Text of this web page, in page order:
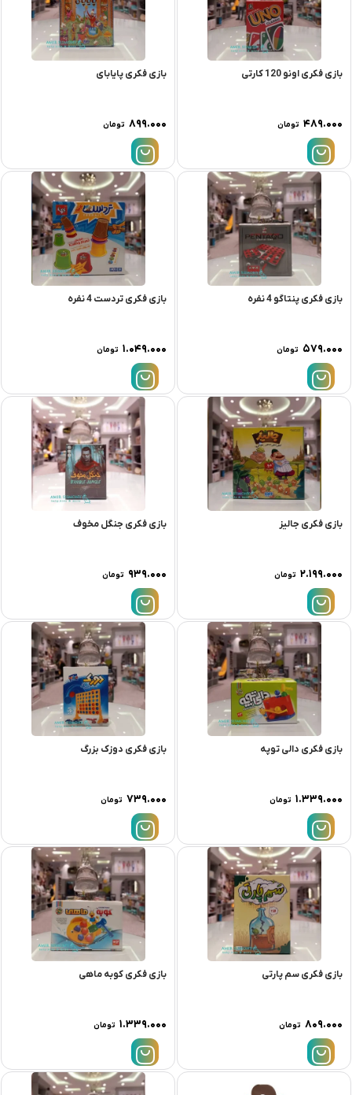
بازی فکری اونو 120 کارتی
۴۸۹.۰۰۰ تومان
بازی فکری پایابای
۸۹۹.۰۰۰ تومان
بازی فکری پنتاگو 4 نفره
۵۷۹.۰۰۰ تومان
بازی فکری تردست 4 نفره
۱.۰۴۹.۰۰۰ تومان
بازی فکری جالیز
۲.۱۹۹.۰۰۰ تومان
بازی فکری جنگل مخوف
۹۳۹.۰۰۰ تومان
بازی فکری دالی توپه
۱.۳۳۹.۰۰۰ تومان
بازی فکری دوزک بزرگ
۷۳۹.۰۰۰ تومان
بازی فکری سم پارتی
۸۰۹.۰۰۰ تومان
بازی فکری کوبه ماهی
۱.۳۳۹.۰۰۰ تومان